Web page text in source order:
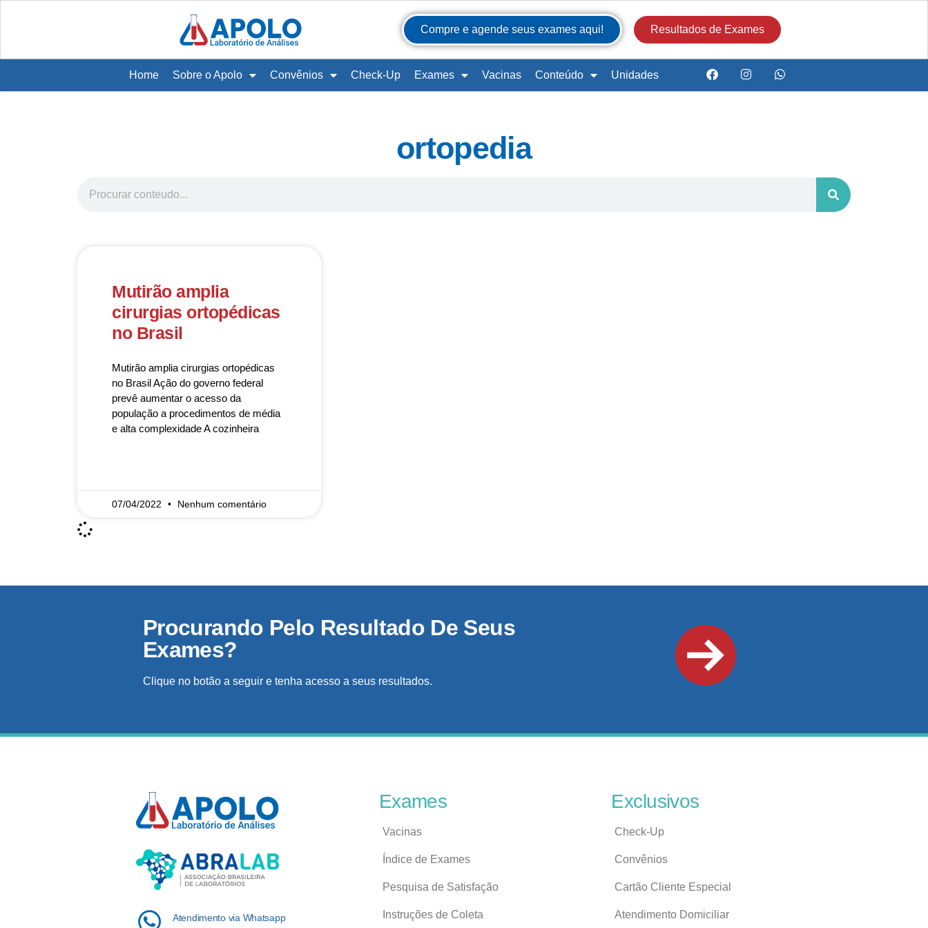
Compre e agende seus exames aqui! Resultados de Exames
Home Sobre o Apolo Convênios Check-Up Exames Vacinas Conteúdo Unidades
ortopedia
Mutirão amplia
cirurgias ortopédicas
no Brasil
Mutirão amplia cirurgias ortopédicas
no Brasil Ação do governo federal
prevê aumentar o acesso da
população a procedimentos de média
e alta complexidade A cozinheira
07/04/2022 Nenhum comentário
Procurando Pelo Resultado De Seus
Exames?
Clique no botão a seguir e tenha acesso a seus resultados.
Atendimento via Whatsapp
Exames
Vacinas
Índice de Exames
Pesquisa de Satisfação
Instruções de Coleta
Exclusivos
Check-Up
Convênios
Cartão Cliente Especial
Atendimento Domiciliar